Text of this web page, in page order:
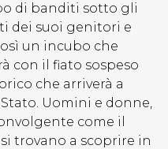
di banditi sotto gli
dei suoi genitori e
un incubo che
con il fiato sospeso
che arriverà a
Uomini e donne,
come il
trovano a scoprire in